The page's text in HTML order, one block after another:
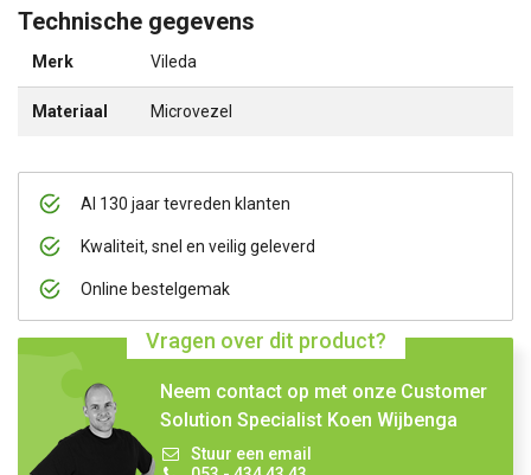
Al 130 jaar tevreden klanten
Kwaliteit, snel en veilig geleverd
Online bestelgemak
Vragen over dit product?
Neem contact op met onze Customer
Solution Specialist Koen Wijbenga
Stuur een email
Technische gegevens
Merk Vileda
Materiaal Microvezel